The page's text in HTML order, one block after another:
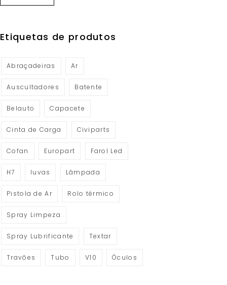
Etiquetas de produtos
Abraçadeiras Ar
Auscultadores Batente
Belauto Capacete
Cinta de Carga Civiparts
Cofan Europart Farol Led
H7 luvas Lâmpada
Pistola de Ar Rolo térmico
Spray Limpeza
Spray Lubrificante Textar
Travões Tubo V10 Óculos